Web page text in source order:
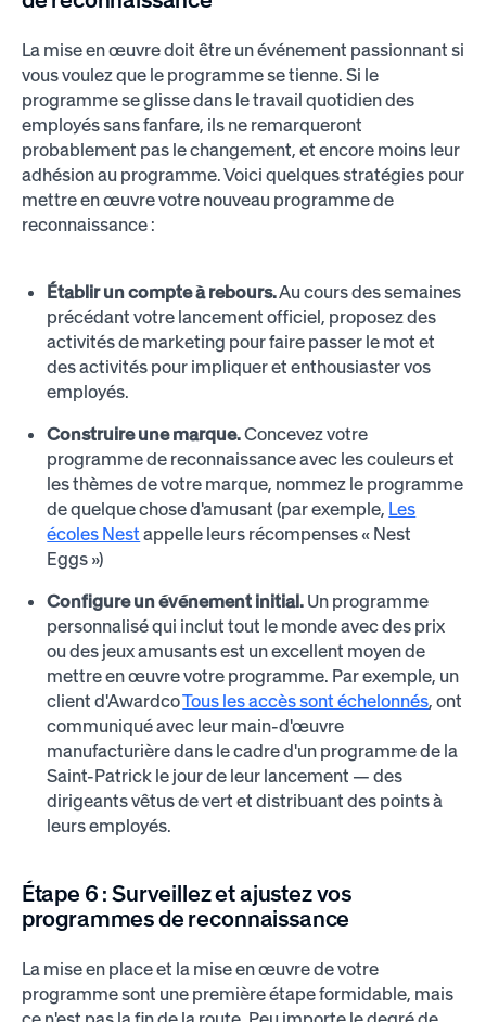
La mise en œuvre doit être un événement passionnant si
vous voulez que le programme se tienne. Si le
programme se glisse dans le travail quotidien des
employés sans fanfare, ils ne remarqueront
probablement pas le changement, et encore moins leur
adhésion au programme. Voici quelques stratégies pour
mettre en œuvre votre nouveau programme de
reconnaissance :
Établir un compte à rebours.Au cours des semaines
précédant votre lancement officiel, proposez des
activités de marketing pour faire passer le mot et
des activités pour impliquer et enthousiaster vos
employés.
Construire une marque.Concevez votre
programme de reconnaissance avec les couleurs et
les thèmes de votre marque, nommez le programme
de quelque chose d'amusant (par exemple, Les
écoles Nest appelle leurs récompenses « Nest
Eggs »)
Configure un événement initial. Un programme
personnalisé qui inclut tout le monde avec des prix
ou des jeux amusants est un excellent moyen de
mettre en œuvre votre programme. Par exemple, un
client d'AwardcoTous les accès sont échelonnés, ont
communiqué avec leur main-d'œuvre
manufacturière dans le cadre d'un programme de la
Saint-Patrick le jour de leur lancement — des
dirigeants vêtus de vert et distribuant des points à
leurs employés.
Étape 6 : Surveillez et ajustez vos
programmes de reconnaissance
La mise en place et la mise en œuvre de votre
programme sont une première étape formidable, mais